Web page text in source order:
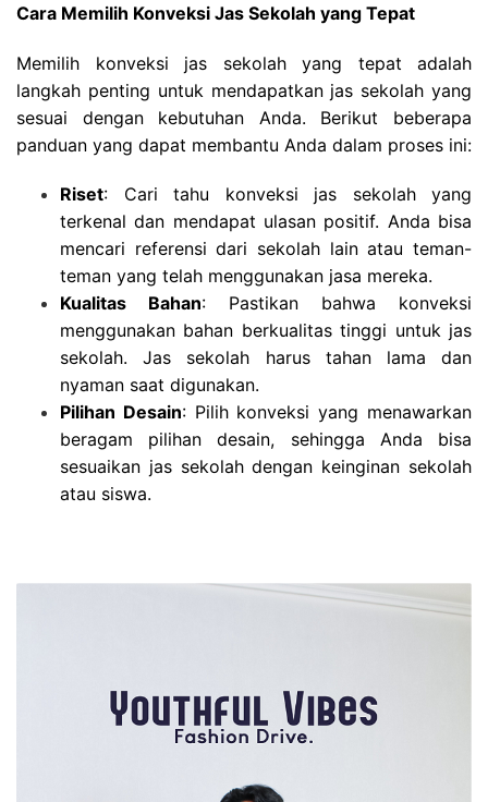
Cara Memilih Konveksi Jas Sekolah yang Tepat
Memilih konveksi jas sekolah yang tepat adalah
langkah penting untuk mendapatkan jas sekolah yang
sesuai dengan kebutuhan Anda. Berikut beberapa
panduan yang dapat membantu Anda dalam proses ini:
Riset: Cari tahu konveksi jas sekolah yang
terkenal dan mendapat ulasan positif. Anda bisa
mencari referensi dari sekolah lain atau teman-
teman yang telah menggunakan jasa mereka.
Kualitas Bahan: Pastikan bahwa konveksi
menggunakan bahan berkualitas tinggi untuk jas
sekolah. Jas sekolah harus tahan lama dan
nyaman saat digunakan.
Pilihan Desain: Pilih konveksi yang menawarkan
beragam pilihan desain, sehingga Anda bisa
sesuaikan jas sekolah dengan keinginan sekolah
atau siswa.